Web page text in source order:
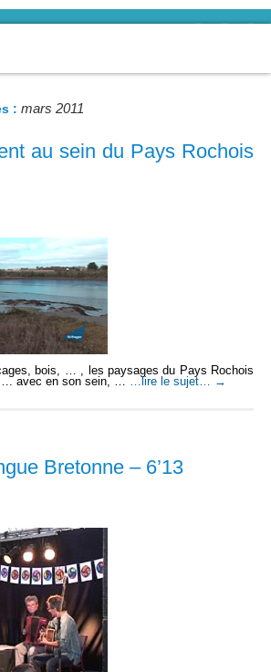
: mars 2011
au sein du Pays Rochois
bois, … , les paysages du Pays Rochois
avec en son sein, … …lire le sujet… →
Bretonne – 6’13